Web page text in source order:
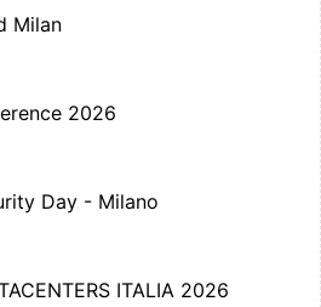
Milan
2026
Day - Milano
ITALIA 2026